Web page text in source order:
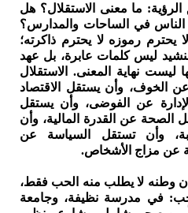
ما معنى الاستقلال؟ هل
في الساحات والمدارس؟
رموزه لا يحترم ذاكرته؛
ليس كلمات عابرة، بل عهد
ليست نهاية المعنى. الاستقلال
الخوف، وأن يستقل الاقتصاد
عن الفوضى، وأن يستقل
الصحة عن القدرة المالية، وأن
وأن تستقل السياسة عن
عن مزاج الأشخاص.
وطنه لا يطلب منه الحب فقط،
في مدرسة نظيفة، وجامعة